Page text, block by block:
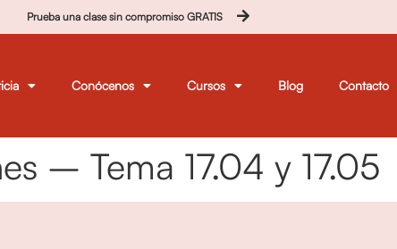
Prueba una clase sin compromiso GRATIS
Conócenos Cursos Blog Contacto
– Tema 17.04 y 17.05